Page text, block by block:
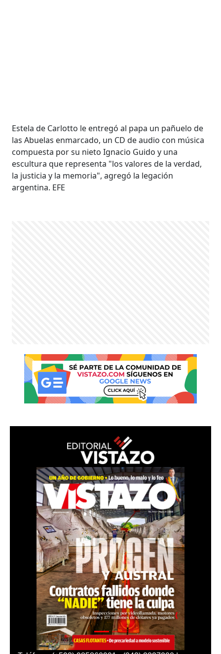
Estela de Carlotto le entregó al papa un pañuelo de
las Abuelas enmarcado, un CD de audio con música
compuesta por su nieto Ignacio Guido y una
escultura que representa "los valores de la verdad,
la justicia y la memoria", agregó la legación
argentina. EFE